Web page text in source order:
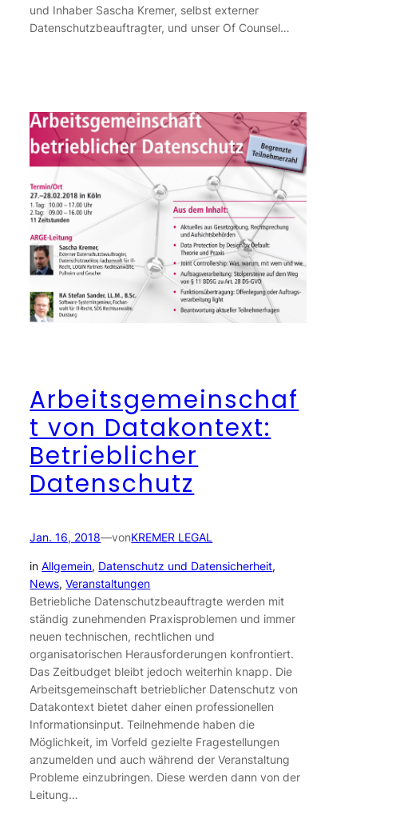
und Inhaber Sascha Kremer, selbst externer
Datenschutzbeauftragter, und unser Of Counsel…
Arbeitsgemeinschaf
t von Datakontext:
Betrieblicher
Datenschutz
Jan. 16, 2018—vonKREMER LEGAL
inAllgemein, Datenschutz und Datensicherheit
News, Veranstaltungen
Betriebliche Datenschutzbeauftragte werden mit
ständig zunehmenden Praxisproblemen und immer
neuen technischen, rechtlichen und
organisatorischen Herausforderungen konfrontiert.
Das Zeitbudget bleibt jedoch weiterhin knapp. Die
Arbeitsgemeinschaft betrieblicher Datenschutz von
Datakontext bietet daher einen professionellen
Informationsinput. Teilnehmende haben die
Möglichkeit, im Vorfeld gezielte Fragestellungen
anzumelden und auch während der Veranstaltung
Probleme einzubringen. Diese werden dann von der
Leitung…